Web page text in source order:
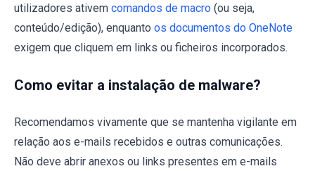
utilizadores ativem comandos de macro (ou seja,
conteúdo/edição), enquanto os documentos do OneNote
exigem que cliquem em links ou ficheiros incorporados.
Como evitar a instalação de malware?
Recomendamos vivamente que se mantenha vigilante em
relação aos e-mails recebidos e outras comunicações.
Não deve abrir anexos ou links presentes em e-mails